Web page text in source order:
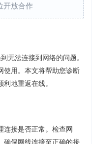
开放合作
无法连接到网络的问题。
使用。本文将帮助您诊断
地重返在线。
连接是否正常。检查网
确保网线连接至正确的接